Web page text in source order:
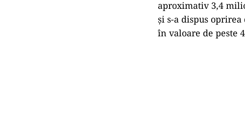
aproximativ 3,4
și s-a dispus
în valoare de peste